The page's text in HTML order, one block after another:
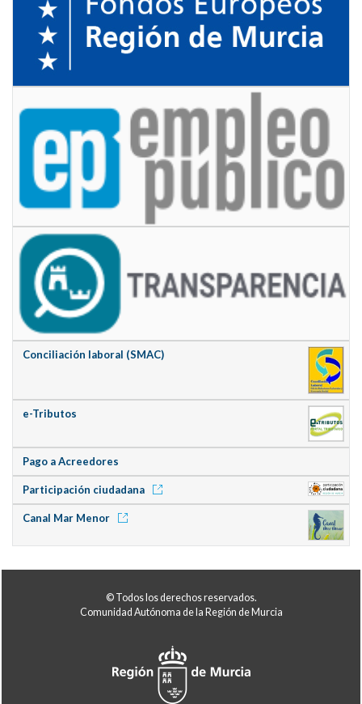
Conciliación laboral (SMAC)
e-Tributos
Pago a Acreedores
Participación ciudadana
Canal Mar Menor
© Todos los derechos reservados.
Comunidad Autónoma de la Región de Murcia